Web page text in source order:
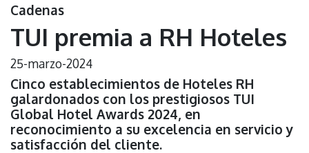
Cadenas
TUI premia a RH Hoteles
25-marzo-2024
Cinco establecimientos de Hoteles RH
galardonados con los prestigiosos TUI
Global Hotel Awards 2024, en
reconocimiento a su excelencia en servicio y
satisfacción del cliente.